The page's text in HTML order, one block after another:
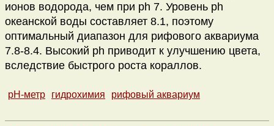
ионов водорода, чем при ph 7. Уровень ph
океанской воды составляет 8.1, поэтому
оптимальный диапазон для рифового аквариума
7.8-8.4. Высокий ph приводит к улучшению цвета,
вследствие быстрого роста кораллов.
pH-метр гидрохимия рифовый аквариум